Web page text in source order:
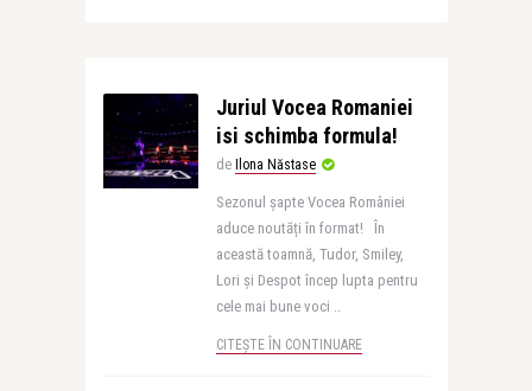
Juriul Vocea Romaniei
isi schimba formula!
de Ilona Năstase
Sezonul șapte Vocea României
aduce noutăți în format! În
această toamnă, Tudor, Smiley,
Lori și Despot încep lupta pentru
cele mai bune voci ..
CITEȘTE ÎN CONTINUARE